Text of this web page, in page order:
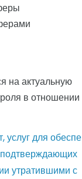
на актуальную
в отношении
услуг для обеспе
подтверждающих
утратившими с